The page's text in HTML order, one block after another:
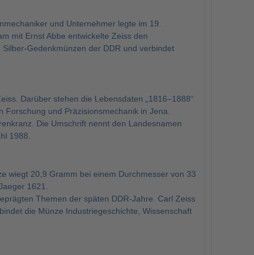
und Unternehmer legte im 19.
mit Ernst Abbe entwickelte Zeiss den
Gedenkmünzen der DDR und verbindet
Darüber stehen die Lebensdaten „1816–1888“
Forschung und Präzisionsmechanik in Jena.
Die Umschrift nennt den Landesnamen
1988.
wiegt 20,9 Gramm bei einem Durchmesser von 33
1621.
Themen der späten DDR-Jahre. Carl Zeiss
die Münze Industriegeschichte, Wissenschaft